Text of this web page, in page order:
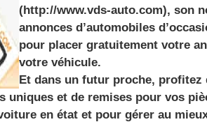
(http://www.vds-auto.com), son
annonces d’automobiles
pour placer gratuitement votre
votre véhicule.
Et dans un futur proche, profitez
uniques et de remises pour vos
en état et pour gérer au